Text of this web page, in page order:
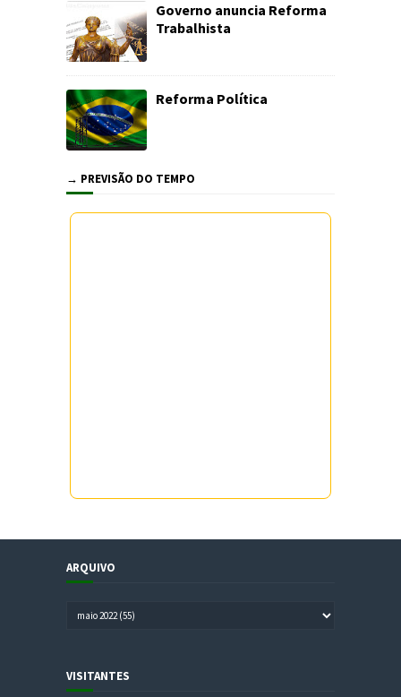
Governo anuncia Reforma
Trabalhista
Reforma Política
→ PREVISÃO DO TEMPO
ARQUIVO
VISITANTES